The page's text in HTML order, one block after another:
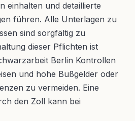
einhalten und detaillierte
führen. Alle Unterlagen zu
sind sorgfältig zu
dieser Pflichten ist
Berlin Kontrollen
und hohe Bußgelder oder
zu vermeiden. Eine
den Zoll kann bei